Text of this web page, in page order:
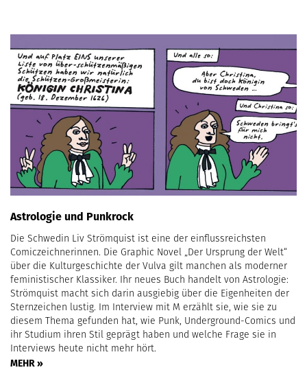
Astrologie und Punkrock
Die Schwedin Liv Strömquist ist eine der einflussreichsten
Comiczeichnerinnen. Die Graphic Novel „Der Ursprung der Welt“
über die Kulturgeschichte der Vulva gilt manchen als moderner
feministischer Klassiker. Ihr neues Buch handelt von Astrologie:
Strömquist macht sich darin ausgiebig über die Eigenheiten der
Sternzeichen lustig. Im Interview mit M erzählt sie, wie sie zu
diesem Thema gefunden hat, wie Punk, Underground-Comics und
ihr Studium ihren Stil geprägt haben und welche Frage sie in
Interviews heute nicht mehr hört.
MEHR »